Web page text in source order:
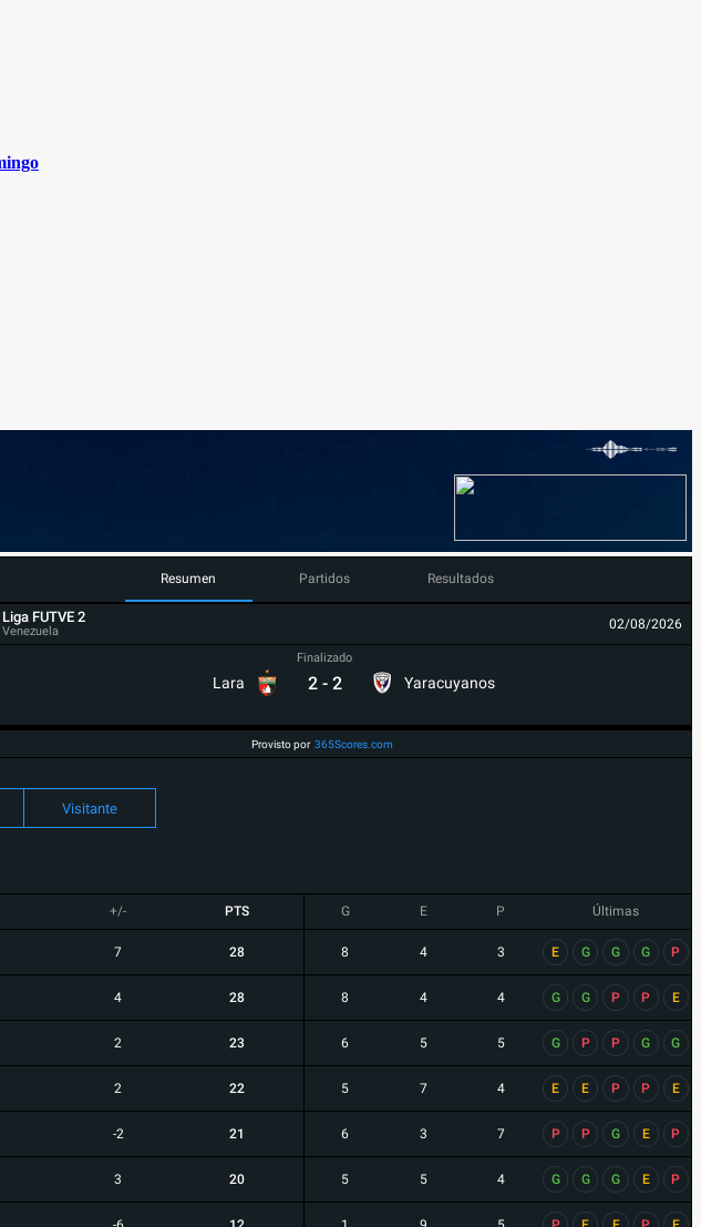
Resumen Partidos Resultados
Liga FUTVE 2
Venezuela 02/08/2026
Lara
Finalizado
2 - 2 Yaracuyanos
Provisto por 365Scores.com
Visitante
+/- PTS G E P Últimas
7 28 8 4 3 E G G G P
4 28 8 4 4 G G P P E
2 23 6 5 5 G P P G G
2 22 5 7 4 E E P P E
-2 21 6 3 7 P P G E P
3 20 5 5 4 G G G E P